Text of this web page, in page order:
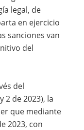
legal, de
en ejercicio
sanciones van
del
del
2 de 2023), la
que mediante
2023, con